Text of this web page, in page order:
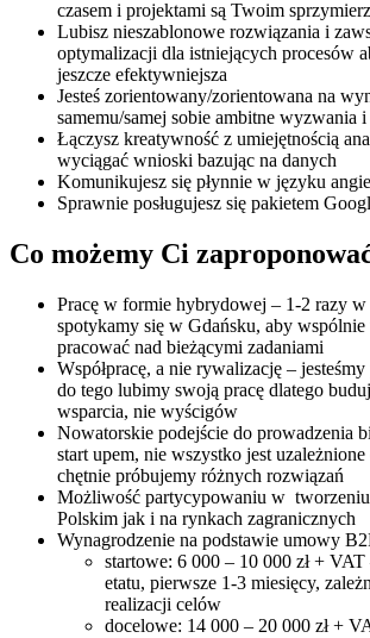
czasem i projektami są Twoim
Lubisz nieszablonowe rozwiązania i
optymalizacji dla istniejących procesów
jeszcze efektywniejsza
Jesteś zorientowany/zorientowana na
samemu/samej sobie ambitne wyzwania i
Łączysz kreatywność z umiejętnością
wyciągać wnioski bazując na danych
Komunikujesz się płynnie w języku
Sprawnie posługujesz się pakietem
Co możemy Ci
Pracę w formie hybrydowej – 1-2 razy
spotykamy się w Gdańsku, aby
pracować nad bieżącymi zadaniami
Współpracę, a nie rywalizację –
do tego lubimy swoją pracę dlatego
wsparcia, nie wyścigów
Nowatorskie podejście do prowadzenia
start upem, nie wszystko jest
chętnie próbujemy różnych rozwiązań
Możliwość partycypowaniu w
Polskim jak i na rynkach zagranicznych
Wynagrodzenie na podstawie umowy
startowe: 6 000 – 10 000 zł +
etatu, pierwsze 1-3 miesięcy,
realizacji celów
docelowe: 14 000 – 20 000 zł +